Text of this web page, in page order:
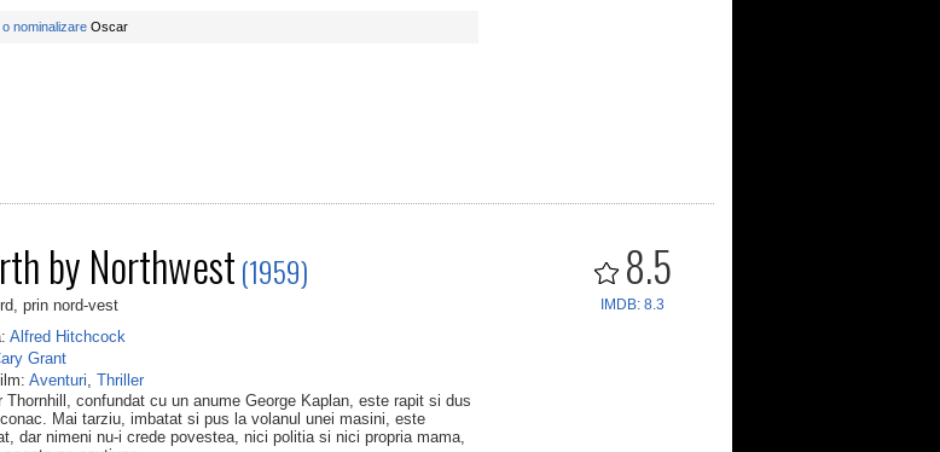
o nominalizare Oscar
by Northwest(1959)
prin nord-vest
Alfred Hitchcock
Grant
Aventuri, Thriller
Thornhill, confundat cu un anume George Kaplan, este rapit si dus
conac. Mai tarziu, imbatat si pus la volanul unei masini, este
dar nimeni nu-i crede povestea, nici politia si nici propria mama,
8.5
IMDB: 8.3